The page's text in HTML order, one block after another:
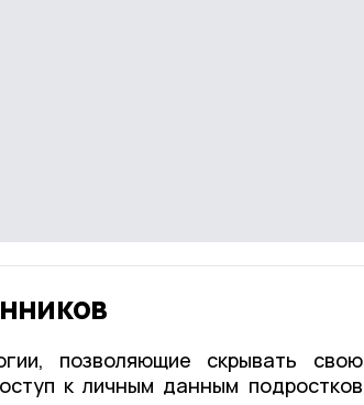
позволяющие скрывать свою
к личным данным подростков